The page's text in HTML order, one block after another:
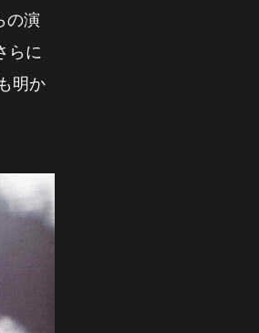
の演
らに
明か